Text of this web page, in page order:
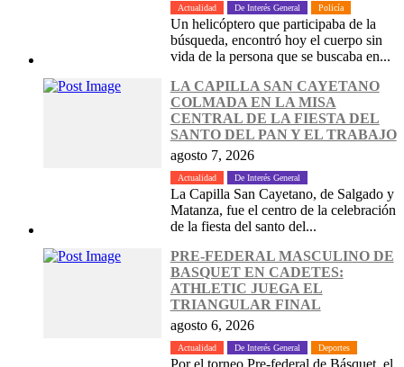
Actualidad De Interés General Policía
Un helicóptero que participaba de la
búsqueda, encontró hoy el cuerpo sin
vida de la persona que se buscaba en...
LA CAPILLA SAN CAYETANO
COLMADA EN LA MISA
CENTRAL DE LA FIESTA DEL
SANTO DEL PAN Y EL TRABAJO
agosto 7, 2026
Actualidad De Interés General
La Capilla San Cayetano, de Salgado y
Matanza, fue el centro de la celebración
de la fiesta del santo del...
PRE-FEDERAL MASCULINO DE
BASQUET EN CADETES:
ATHLETIC JUEGA EL
TRIANGULAR FINAL
agosto 6, 2026
Actualidad De Interés General Deportes
Por el torneo Pre-federal de Básquet, el